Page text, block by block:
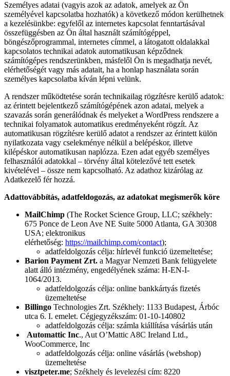
Személyes adatai (vagyis azok az adatok, amelyek az Ön
személyével kapcsolatba hozhatók) a következő módon kerülhetnek
a kezelésünkbe: egyfelől az internetes kapcsolat fenntartásával
összefüggésben az Ön által használt számítógéppel,
böngészőprogrammal, internetes címmel, a látogatott oldalakkal
kapcsolatos technikai adatok automatikusan képződnek
számítógépes rendszerünkben, másfelől Ön is megadhatja nevét,
elérhetőségét vagy más adatait, ha a honlap használata során
személyes kapcsolatba kíván lépni velünk.
A rendszer működtetése során technikailag rögzítésre kerülő adatok:
az érintett bejelentkező számítógépének azon adatai, melyek a
szavazás során generálódnak és melyeket a WordPress rendszere a
technikai folyamatok automatikus eredményeként rögzít. Az
automatikusan rögzítésre kerülő adatot a rendszer az érintett külön
nyilatkozata vagy cselekménye nélkül a belépéskor, illetve
kilépéskor automatikusan naplózza. Ezen adat egyéb személyes
felhasználói adatokkal – törvény által kötelezővé tett esetek
kivételével – össze nem kapcsolható. Az adathoz kizárólag az
Adatkezelő fér hozzá.
Adattovábbítás, adatfeldogozás, az adatokat megismerők köre
MailChimp (The Rocket Science Group, LLC; székhely:
675 Ponce de Leon Ave NE Suite 5000 Atlanta, GA 30308
USA; elektronikus
elérhetőség: https://mailchimp.com/contact);
adatfeldolgozás célja: hírlevél funkció üzemeltetése;
Barion Payment Zrt. a Magyar Nemzeti Bank felügyelete
alatt álló intézmény, engedélyének száma: H-EN-I-
1064/2013.
adatfeldolgozás célja: online bankkártyás fizetés
üzemeltetése
Billingo Technologies Zrt. Székhely: 1133 Budapest, Árbóc
utca 6. I. emelet. Cégjegyzékszám: 01-10-140802
adatfeldolgozás célja: számla kiállítása vásárlás után
Automattic Inc., Aut O’Mattic A8C Ireland Ltd.,
WooCommerce, Inc
adatfeldolgozás célja: online vásárlás (webshop)
üzemeltetése
visztpeter.me; Székhely és levelezési cím: 8220